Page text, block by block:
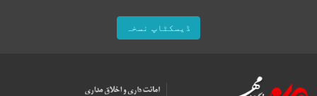
ڈیسکٹاپ نسخہ